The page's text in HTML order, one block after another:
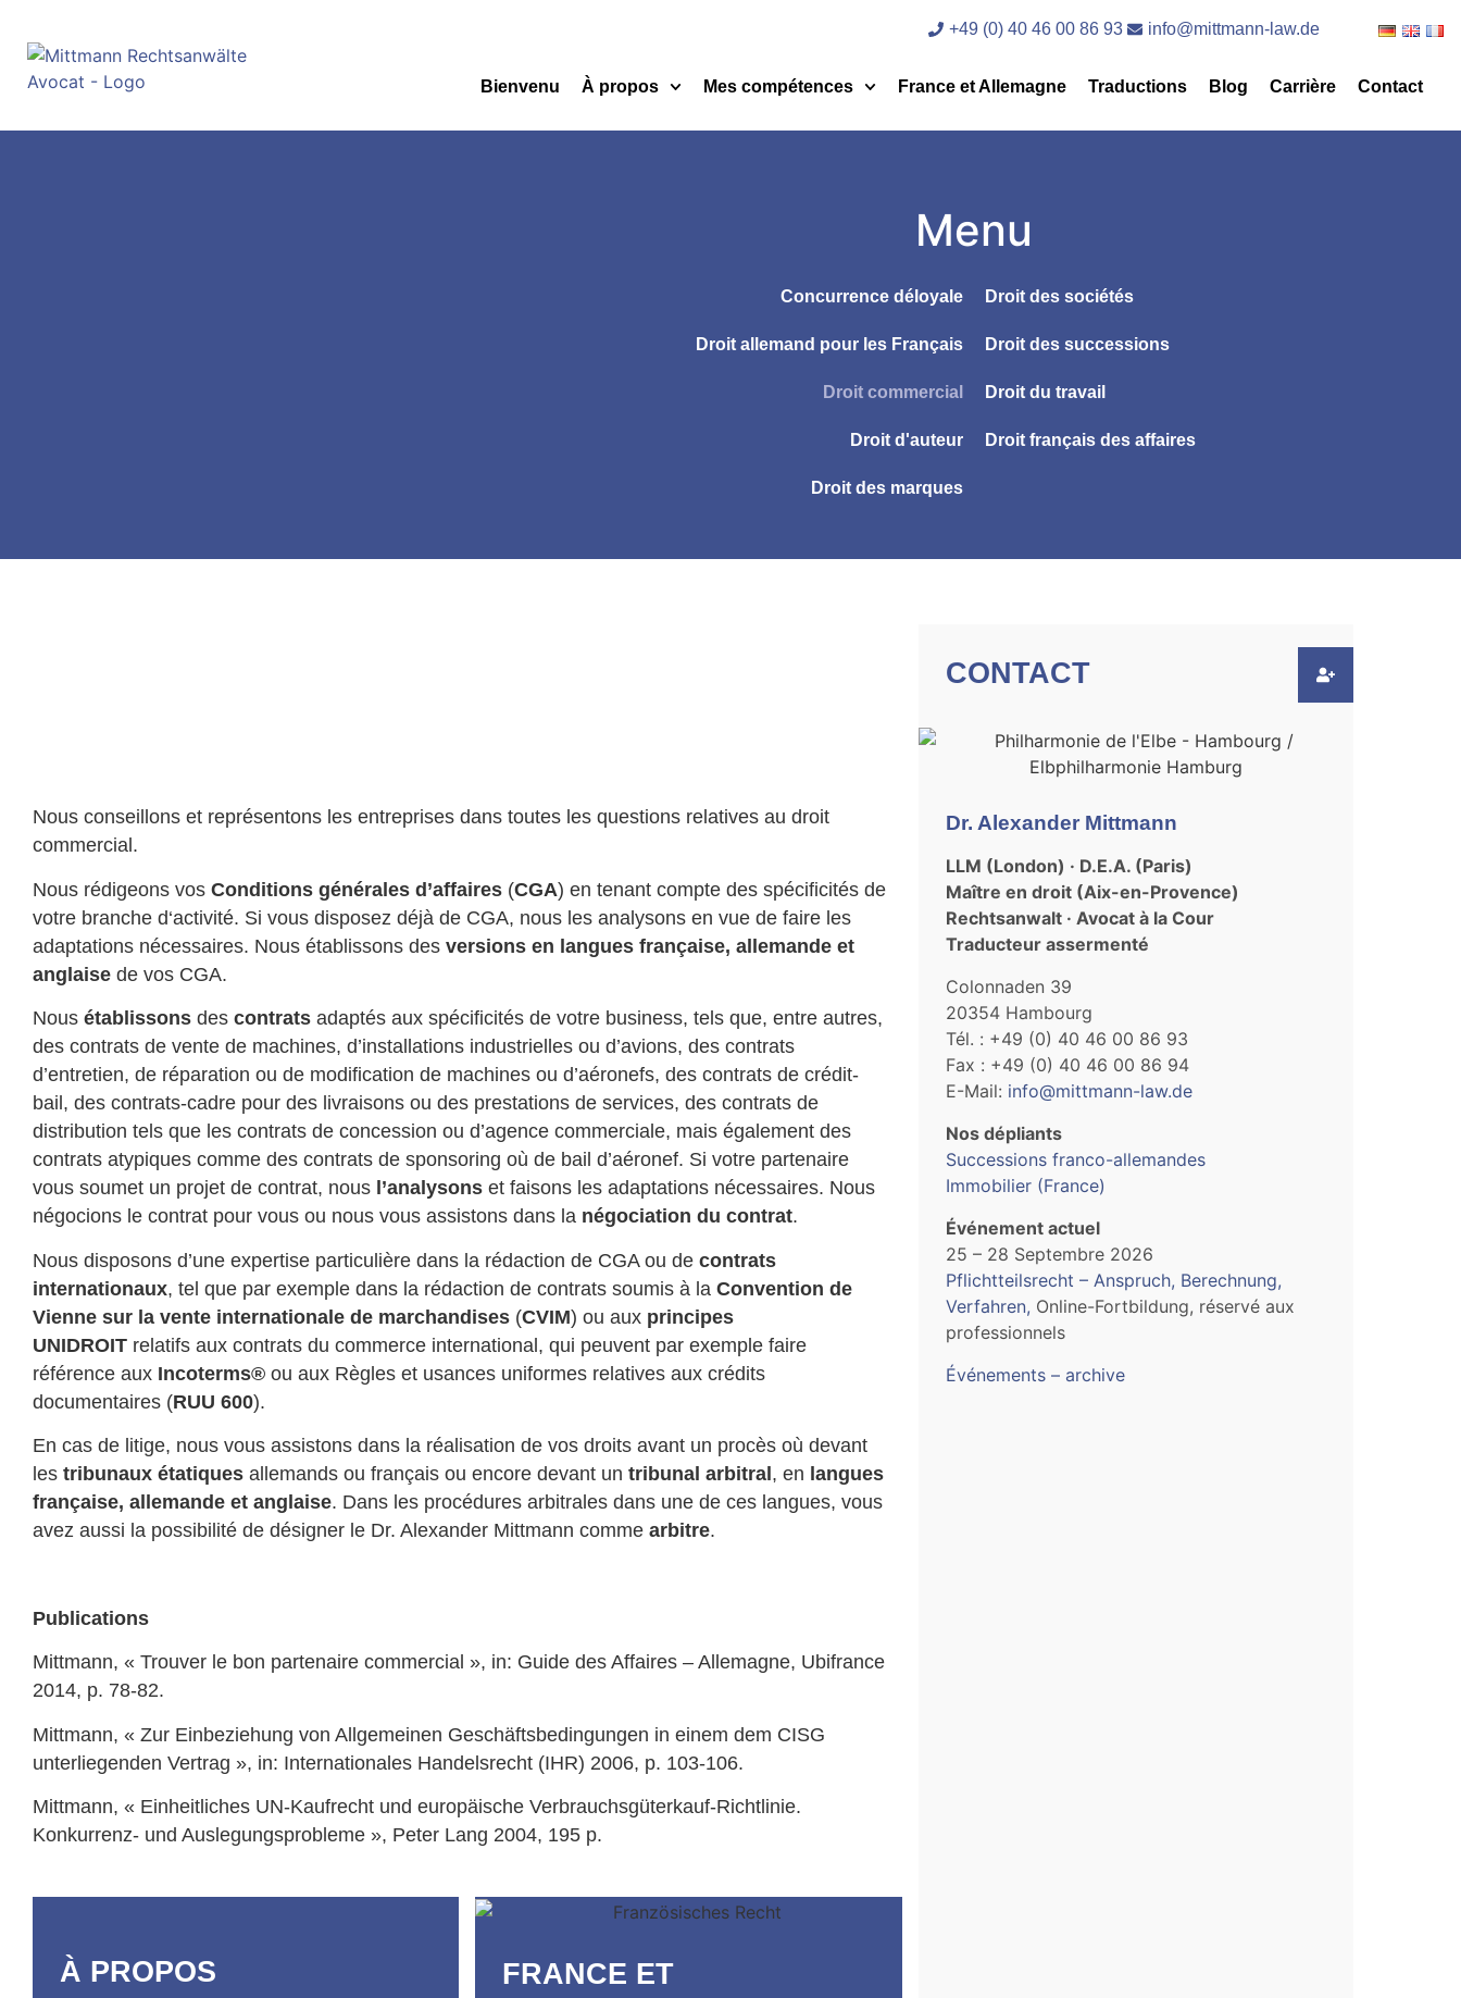
+49 (0) 40 46 00 86 93 info@mittmann-law.de
Bienvenu À propos Mes compétences France et Allemagne Traductions Blog Carrière Contact
Menu
Concurrence déloyale
Droit allemand pour les Français
Droit commercial
Droit d'auteur
Droit des marques
Droit des sociétés
Droit des successions
Droit du travail
Droit français des affaires
Nous conseillons et représentons les entreprises dans toutes les questions relatives au droit
commercial.
Nous rédigeons vos Conditions générales d’affaires (CGA) en tenant compte des spécificités de
votre branche d‘activité. Si vous disposez déjà de CGA, nous les analysons en vue de faire les
adaptations nécessaires. Nous établissons des versions en langues française, allemande et
anglaise de vos CGA.
Nous établissons des contrats adaptés aux spécificités de votre business, tels que, entre autres,
des contrats de vente de machines, d’installations industrielles ou d’avions, des contrats
d’entretien, de réparation ou de modification de machines ou d’aéronefs, des contrats de crédit-
bail, des contrats-cadre pour des livraisons ou des prestations de services, des contrats de
distribution tels que les contrats de concession ou d’agence commerciale, mais également des
contrats atypiques comme des contrats de sponsoring où de bail d’aéronef. Si votre partenaire
vous soumet un projet de contrat, nous l’analysons et faisons les adaptations nécessaires. Nous
négocions le contrat pour vous ou nous vous assistons dans la négociation du contrat.
Nous disposons d’une expertise particulière dans la rédaction de CGA ou de contrats
internationaux, tel que par exemple dans la rédaction de contrats soumis à la Convention de
Vienne sur la vente internationale de marchandises (CVIM) ou aux principes
UNIDROIT relatifs aux contrats du commerce international, qui peuvent par exemple faire
référence aux Incoterms® ou aux Règles et usances uniformes relatives aux crédits
documentaires (RUU 600).
En cas de litige, nous vous assistons dans la réalisation de vos droits avant un procès où devant
les tribunaux étatiques allemands ou français ou encore devant un tribunal arbitral, en langues
française, allemande et anglaise. Dans les procédures arbitrales dans une de ces langues, vous
avez aussi la possibilité de désigner le Dr. Alexander Mittmann comme arbitre.
Publications
Mittmann, « Trouver le bon partenaire commercial », in: Guide des Affaires – Allemagne, Ubifrance
2014, p. 78-82.
Mittmann, « Zur Einbeziehung von Allgemeinen Geschäftsbedingungen in einem dem CISG
unterliegenden Vertrag », in: Internationales Handelsrecht (IHR) 2006, p. 103-106.
Mittmann, « Einheitliches UN-Kaufrecht und europäische Verbrauchsgüterkauf-Richtlinie.
Konkurrenz- und Auslegungsprobleme », Peter Lang 2004, 195 p.
À PROPOS
FRANCE ET
CONTACT
Dr. Alexander Mittmann
LLM (London) · D.E.A. (Paris)
Maître en droit (Aix-en-Provence)
Rechtsanwalt · Avocat à la Cour
Traducteur assermenté
Colonnaden 39
20354 Hambourg
Tél. : +49 (0) 40 46 00 86 93
Fax : +49 (0) 40 46 00 86 94
E-Mail: info@mittmann-law.de
Nos dépliants
Successions franco-allemandes
Immobilier (France)
Événement actuel
25 – 28 Septembre 2026
Pflichtteilsrecht – Anspruch, Berechnung,
Verfahren, Online-Fortbildung, réservé aux
professionnels
Événements – archive